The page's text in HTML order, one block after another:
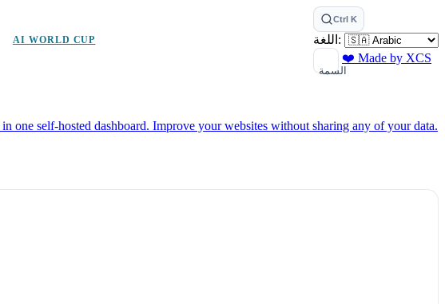
AI WORLD CUP
Ctrl K
اللغة:
السمة
❤️ Made by XCS
in one self-hosted dashboard. Improve your websites without sharing any of your data.